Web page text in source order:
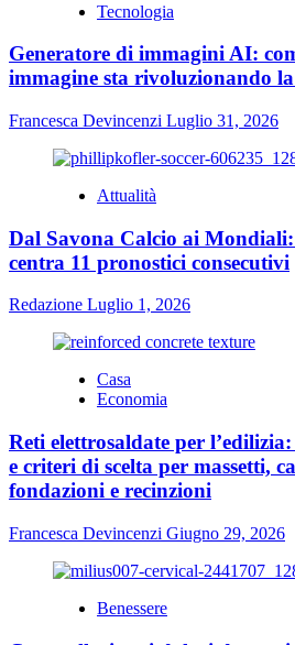
Tecnologia
Generatore di immagini AI:
immagine sta rivoluzionando
Francesca Devincenzi Luglio 31, 2026
Attualità
Dal Savona Calcio ai
centra 11 pronostici consecutivi
Redazione Luglio 1, 2026
Casa
Economia
Reti elettrosaldate per
e criteri di scelta per massetti,
fondazioni e recinzioni
Francesca Devincenzi Giugno 29, 2026
Benessere